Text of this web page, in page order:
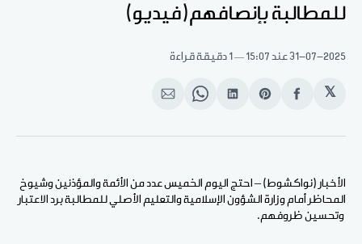
للمطالبة بإنصافهم(فيديو)
31-07-2025 عند 15:07 1 دقيقة قراءة
𝕏
انشر
الفيسبوك
Share
Pinterest
انشر
لينكد
Share
WhatsApp
انشر
الإيميل
الأخبار (نواكشوط) – احتج اليوم الخميس عدد من الأئمة والمؤذنين وشيوخ
المحاظر أمام وزارة الشؤون الإسلامية والتعليم الأصلي للمطالبة برد الاعتبار
وتحسين ظروفهم.